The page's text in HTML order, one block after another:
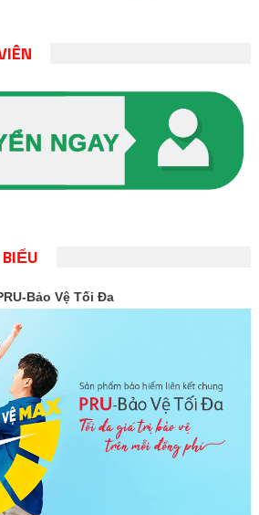
Bảo Vệ Tối Đa